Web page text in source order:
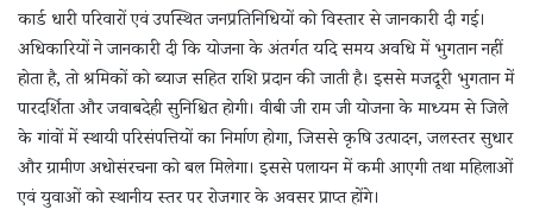
कार्ड धारी परिवारों एवं उपस्थित जनप्रतिनिधियों को विस्तार से जानकारी दी गई।
अधिकारियों ने जानकारी दी कि योजना के अंतर्गत यदि समय अवधि में भुगतान नहीं
होता है, तो श्रमिकों को ब्याज सहित राशि प्रदान की जाती है। इससे मजदूरी भुगतान में
पारदर्शिता और जवाबदेही सुनिश्चित होगी। वीबी जी राम जी योजना के माध्यम से जिले
के गांवों में स्थायी परिसंपत्तियों का निर्माण होगा, जिससे कृषि उत्पादन, जलस्तर सुधार
और ग्रामीण अधोसंरचना को बल मिलेगा। इससे पलायन में कमी आएगी तथा महिलाओं
एवं युवाओं को स्थानीय स्तर पर रोजगार के अवसर प्राप्त होंगे।